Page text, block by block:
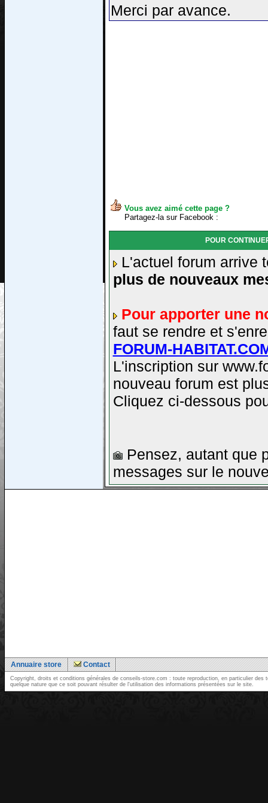
Merci par avance.
Vous avez aimé cette page ?
Partagez-la sur Facebook :
POUR
L'actuel forum arrive
plus de nouveaux
Pour apporter une
faut se rendre et
FORUM-
L'inscription sur
nouveau forum est
Cliquez ci-dessous
Pensez, autant que
messages sur le
Annuaire store Contact
Copyright, droits et conditions générales de conseils-store.com : toute reproduction, en particulier
quelque nature que ce soit pouvant résulter de l'utilisation des informations présentées sur le site.